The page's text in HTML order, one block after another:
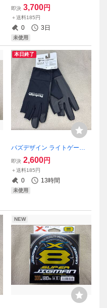
イド スーパージグマンX8 2
号 300ｍ 35LB Xブレイド 8
本編み 2.0号 送料185円
即決 3,700円
＋送料185円
0 3日
未使用
本日終了
パズデザイン ライトゲーム
グローブ PGV-041 ブラック
ホワイト Mサイズ
即決 2,600円
＋送料185円
0 13時間
未使用
NEW